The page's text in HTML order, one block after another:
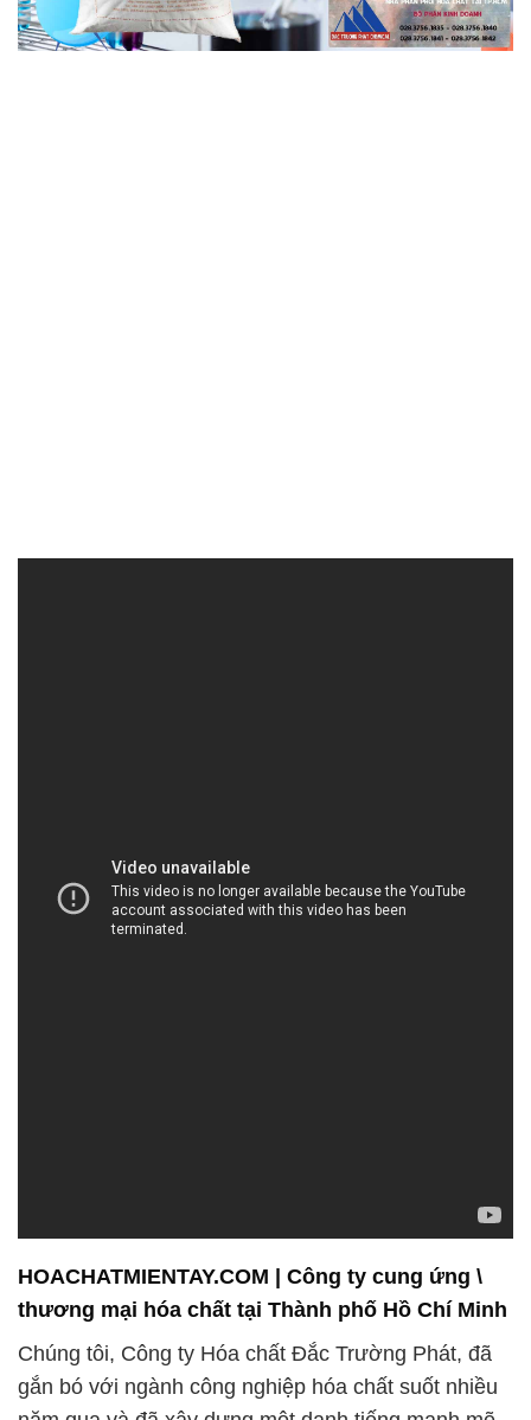
Chúng tôi, Công ty Hóa chất Đắc Trường Phát, đã
gắn bó với ngành công nghiệp hóa chất suốt nhiều
năm qua và đã xây dựng một danh tiếng mạnh mẽ
trong lĩnh vực này. Chúng tôi hiểu rằng hóa chất
đóng vai trò quan trọng trong nhiều ngành công
nghiệp khác nhau, từ sản xuất công nghiệp đến
nông nghiệp và y tế. Vì vậy, chúng tôi cam kết cung